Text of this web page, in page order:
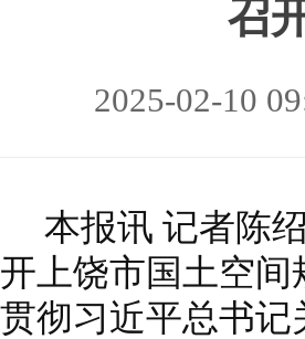
召
2025-02-10
本报讯 记者陈
开上饶市国土空间
贯彻习近平总书